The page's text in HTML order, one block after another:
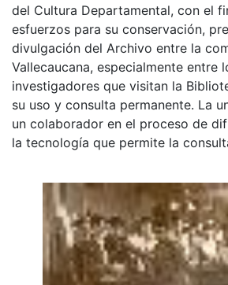
del Cultura Departamental, con el
esfuerzos para su conservación,
divulgación del Archivo entre la
Vallecaucana, especialmente entre
investigadores que visitan la
su uso y consulta permanente. La
un colaborador en el proceso de
la tecnología que permite la